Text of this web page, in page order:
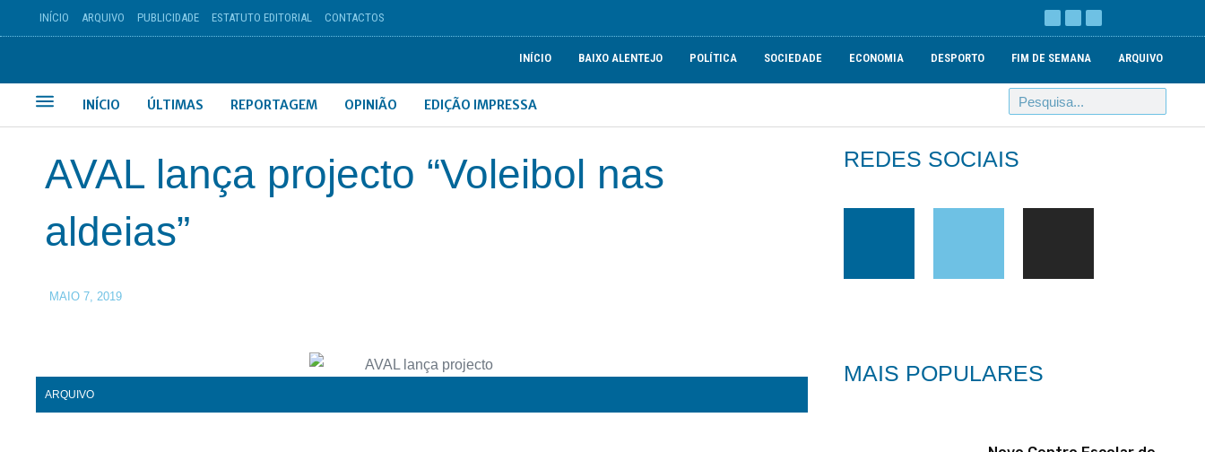
INÍCIO ARQUIVO PUBLICIDADE ESTATUTO EDITORIAL CONTACTOS
INÍCIO BAIXO ALENTEJO POLÍTICA SOCIEDADE ECONOMIA DESPORTO FIM DE SEMANA ARQUIVO
INÍCIO ÚLTIMAS REPORTAGEM OPINIÃO EDIÇÃO IMPRESSA
AVAL lança projecto “Voleibol nas
aldeias”
MAIO 7, 2019
ARQUIVO
REDES SOCIAIS
MAIS POPULARES